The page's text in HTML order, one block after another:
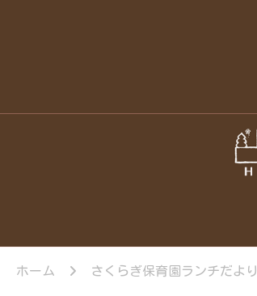
ホーム さくらぎ保育園ランチだより